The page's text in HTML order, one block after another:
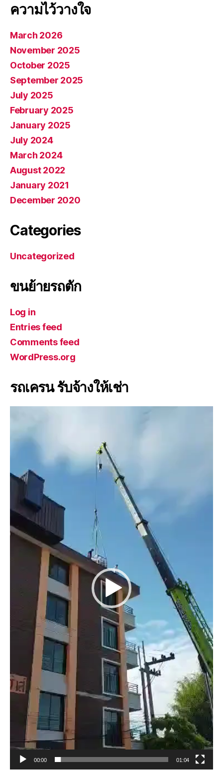
ความไว้วางใจ
March 2026
November 2025
October 2025
September 2025
July 2025
February 2025
January 2025
July 2024
March 2024
August 2022
January 2021
December 2020
Categories
Uncategorized
ขนย้ายรถตัก
Log in
Entries feed
Comments feed
WordPress.org
รถเครน รับจ้างให้เช่า
l
00:00 01:04